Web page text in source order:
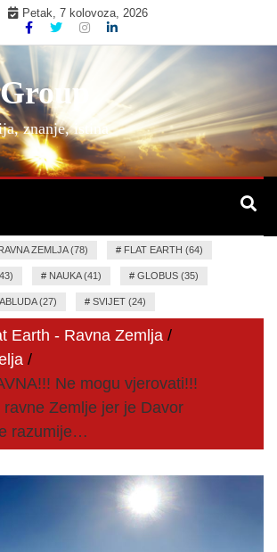
Petak, 7 kolovoza, 2026
znanje, istina
ZEMLJA (78) # FLAT EARTH (64)
# NAUKA (41) # GLOBUS (35)
(27) # SVIJET (24)
Earth - Ravna Zemlja
Ne mogu vjerovati!!!
ravne Zemlje jer je Davor
razumije…